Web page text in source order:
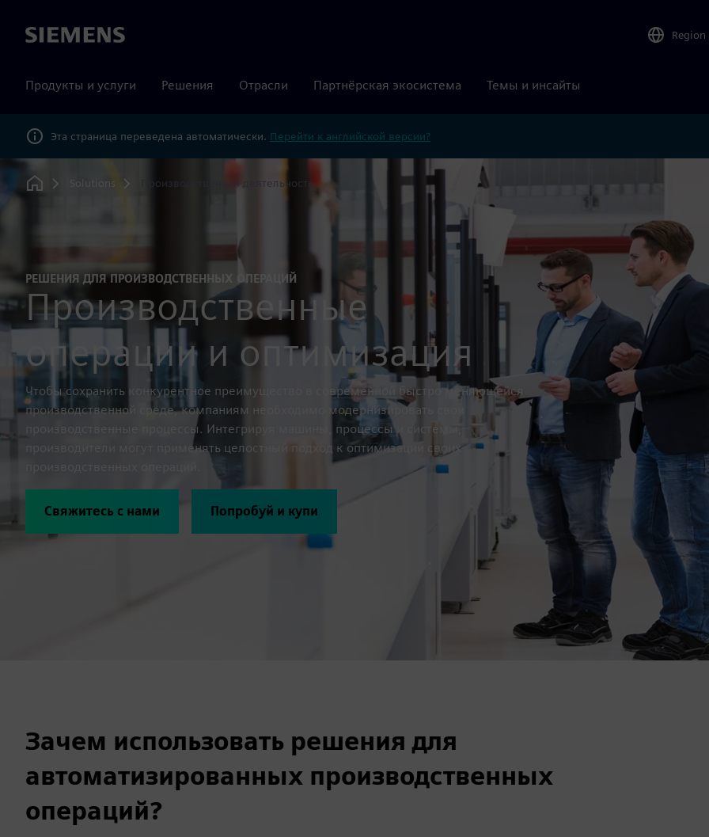
Siemens Region
Продукты и услуги Решения Отрасли Партнёрская экосистема Темы и инсайты
Эта страница переведена автоматически. Перейти к английской версии?
Home
Solutions Производственная деятельность
РЕШЕНИЯ ДЛЯ ПРОИЗВОДСТВЕННЫХ ОПЕРАЦИЙ
Производственные
операции и оптимизация
Чтобы сохранить конкурентное преимущество в современной быстро меняющейся
производственной среде, компаниям необходимо модернизировать свои
производственные процессы. Интегрируя машины, процессы и системы,
производители могут применять целостный подход к оптимизации своих
Свяжитесь с нами Попробуй и купи
Зачем использовать решения для
автоматизированных производственных
операций?